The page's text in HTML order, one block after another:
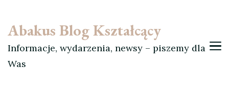
Abakus Blog Kształcący
Informacje, wydarzenia, newsy – piszemy dla
Was